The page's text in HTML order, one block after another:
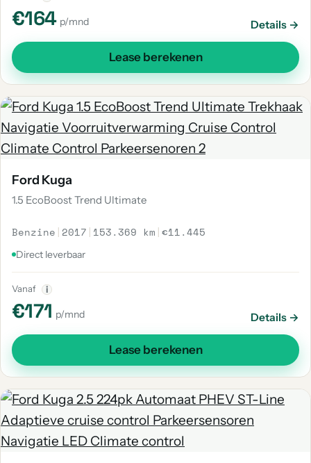
€164 p/mnd Details →
Lease berekenen
Ford Kuga
1.5 EcoBoost Trend Ultimate
Benzine | 2017 | 153.369 km |€11.445
Direct leverbaar
Vanaf i
€171 p/mnd Details →
Lease berekenen